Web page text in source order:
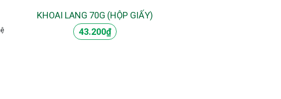
KHOAI LANG 70G (HỘP GIẤY)
43.200₫